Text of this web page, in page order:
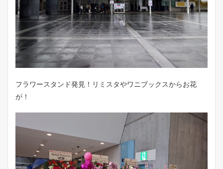
フラワースタンド発見！リミスタやワニブックスからお花
が！